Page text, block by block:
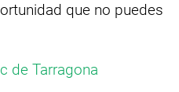
que no puedes
de Tarragona